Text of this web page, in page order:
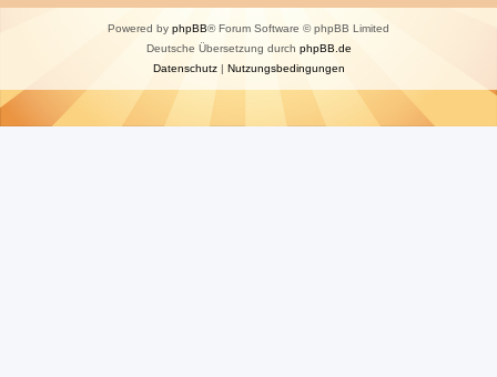
Powered by phpBB® Forum Software © phpBB Limited
Deutsche Übersetzung durch phpBB.de
Datenschutz| Nutzungsbedingungen